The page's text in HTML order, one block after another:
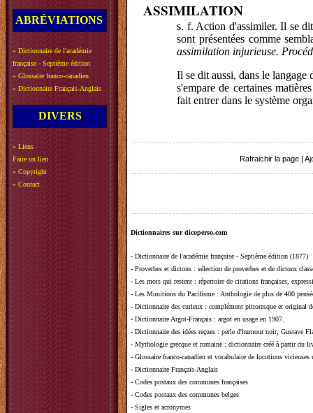
ABRÉVIATIONS
» Dictionnaire de l'académie
française - Septième édition
» Glossaire franco-canadien
» Dictionnaire Français-Anglais
DIVERS
» Liens
Faire un lien
» Copyright
» Contact
ASSIMILATION
s. f. Action d'assimiler. Il se
sont présentées comme
assimilation injurieuse.
Il se dit aussi, dans le
s'empare de certaines
fait entrer dans le système
Rafraichir la page
Dictionnaires sur dicoperso.com
- Dictionnaire de l'académie française - Septième édition (1877)
- Proverbes et dictons : sélection de proverbes et de dictons
- Les mots qui restent : répertoire de citations françaises,
- Les Munitions du Pacifisme : Anthologie de plus de 400
- Dictionnaire des curieux : complément pittoresque et original
- Dictionnaire Argot-Français : argot en usage en 1907.
- Dictionnaire des idées reçues : perle d'humour noir, Gustave
- Mythologie grecque et romaine : dictionnaire créé à partir du
- Glossaire franco-canadien et vocabulaire de locutions vicieuses
- Dictionnaire Français-Anglais
- Codes postaux des communes françaises
- Codes postaux des communes belges
- Sigles et acronymes